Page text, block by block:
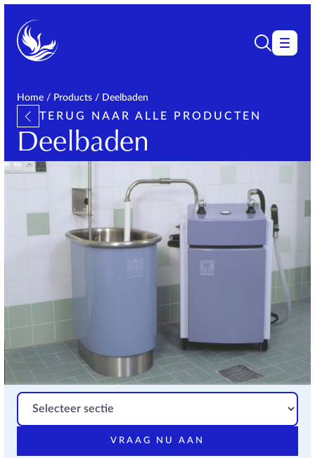
Home / Products / Deelbaden
TERUG NAAR ALLE PRODUCTEN
Deelbaden
VRAAG NU AAN